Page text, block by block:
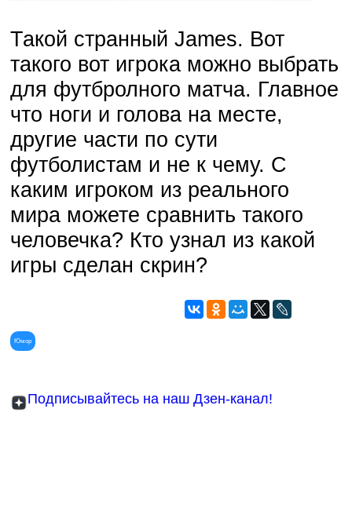
Такой странный James. Вот
такого вот игрока можно выбрать
для футбролного матча. Главное
что ноги и голова на месте,
другие части по сути
футболистам и не к чему. С
каким игроком из реального
мира можете сравнить такого
человечка? Кто узнал из какой
игры сделан скрин?
Юмор
Подписывайтесь на наш Дзен-канал!